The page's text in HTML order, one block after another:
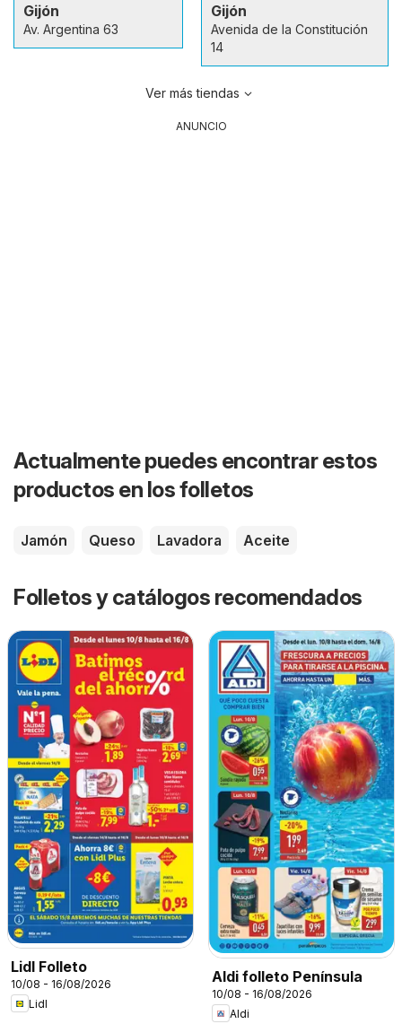
Gijón
Av. Argentina 63
Gijón
Avenida de la Constitución
14
Ver más tiendas
ANUNCIO
Actualmente puedes encontrar estos
productos en los folletos
Jamón Queso Lavadora Aceite
Folletos y catálogos recomendados
Lidl Folleto
10/08 - 16/08/2026
Lidl
Aldi folleto Península
10/08 - 16/08/2026
Aldi